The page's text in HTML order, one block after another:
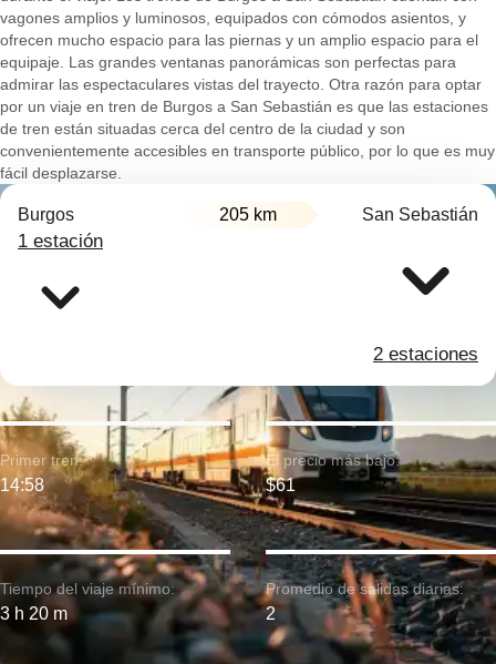
vagones amplios y luminosos, equipados con cómodos asientos, y
ofrecen mucho espacio para las piernas y un amplio espacio para el
equipaje. Las grandes ventanas panorámicas son perfectas para
admirar las espectaculares vistas del trayecto. Otra razón para optar
por un viaje en tren de Burgos a San Sebastián es que las estaciones
de tren están situadas cerca del centro de la ciudad y son
convenientemente accesibles en transporte público, por lo que es muy
fácil desplazarse.
Burgos 205 km San Sebastián
1 estación
2 estaciones
Tiempo del viaje mínimo:
3 h 20 m
Primer tren:
14:58
El precio más bajo:
$61
Promedio de salidas diarias:
2